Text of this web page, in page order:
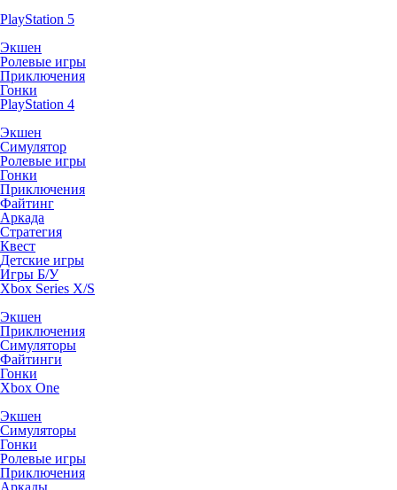
PlayStation 5
Экшен
Ролевые игры
Приключения
Гонки
PlayStation 4
Экшен
Симулятор
Ролевые игры
Гонки
Приключения
Файтинг
Аркада
Стратегия
Квест
Детские игры
Игры Б/У
Xbox Series X/S
Экшен
Приключения
Симуляторы
Файтинги
Гонки
Xbox One
Экшен
Симуляторы
Гонки
Ролевые игры
Приключения
Аркады